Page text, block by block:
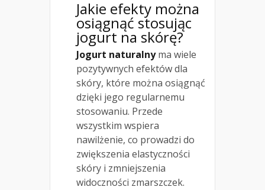
Jakie efekty można
osiągnąć stosując
jogurt na skórę?
Jogurt naturalnyma wiele
pozytywnych efektów dla
skóry, które można osiągnąć
dzięki jego regularnemu
stosowaniu. Przede
wszystkim wspiera
nawilżenie, co prowadzi do
zwiększenia elastyczności
skóry i zmniejszenia
widoczności zmarszczek.